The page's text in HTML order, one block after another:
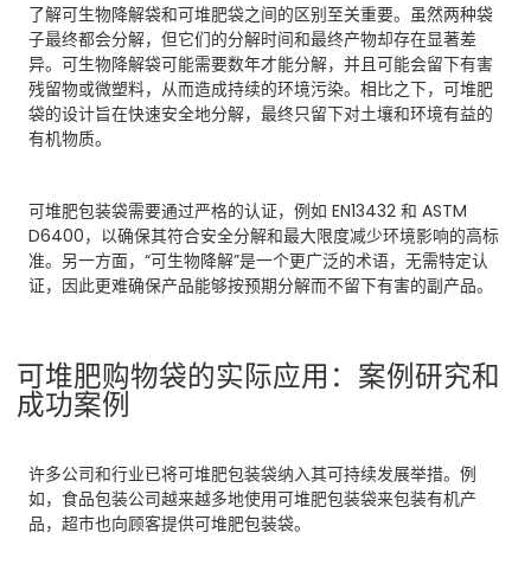
了解可生物降解袋和可堆肥袋之间的区别至关重要。虽然两种袋
子最终都会分解，但它们的分解时间和最终产物却存在显著差
异。可生物降解袋可能需要数年才能分解，并且可能会留下有害
残留物或微塑料，从而造成持续的环境污染。相比之下，可堆肥
袋的设计旨在快速安全地分解，最终只留下对土壤和环境有益的
有机物质。
可堆肥包装袋需要通过严格的认证，例如 EN13432 和 ASTM
D6400，以确保其符合安全分解和最大限度减少环境影响的高标
准。另一方面，“可生物降解”是一个更广泛的术语，无需特定认
证，因此更难确保产品能够按预期分解而不留下有害的副产品。
可堆肥购物袋的实际应用：案例研究和
成功案例
许多公司和行业已将可堆肥包装袋纳入其可持续发展举措。例
如，食品包装公司越来越多地使用可堆肥包装袋来包装有机产
品，超市也向顾客提供可堆肥包装袋。